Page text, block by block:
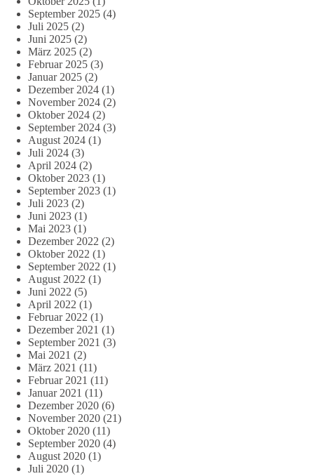
September 2025 (4)
Juli 2025 (2)
Juni 2025 (2)
März 2025 (2)
Februar 2025 (3)
Januar 2025 (2)
Dezember 2024 (1)
November 2024 (2)
Oktober 2024 (2)
September 2024 (3)
August 2024 (1)
Juli 2024 (3)
April 2024 (2)
Oktober 2023 (1)
September 2023 (1)
Juli 2023 (2)
Juni 2023 (1)
Mai 2023 (1)
Dezember 2022 (2)
Oktober 2022 (1)
September 2022 (1)
August 2022 (1)
Juni 2022 (5)
April 2022 (1)
Februar 2022 (1)
Dezember 2021 (1)
September 2021 (3)
Mai 2021 (2)
März 2021 (11)
Februar 2021 (11)
Januar 2021 (11)
Dezember 2020 (6)
November 2020 (21)
Oktober 2020 (11)
September 2020 (4)
August 2020 (1)
Juli 2020 (1)